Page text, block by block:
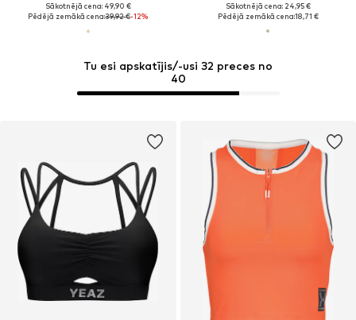
Sākotnējā cena: 49,90 €
Pēdējā zemākā cena:39,92 €-12%
Sākotnējā cena: 24,95 €
Pēdējā zemākā cena:18,71 €
Tu esi apskatījis/-usi 32 preces no
40